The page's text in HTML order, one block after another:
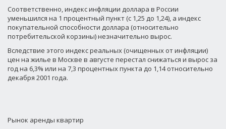
Соответственно, индекс инфляции доллара в России
уменьшился на 1 процентный пункт (с 1,25 до 1,24), а индекс
покупательной способности доллара (относительно
потребительской корзины) незначительно вырос.
Вследствие этого индекс реальных (очищенных от инфляции)
цен на жилье в Москве в августе перестал снижаться и вырос за
год на 6,3% или на 7,3 процентных пункта до 1,14 относительно
декабря 2001 года.
Рынок аренды квартир